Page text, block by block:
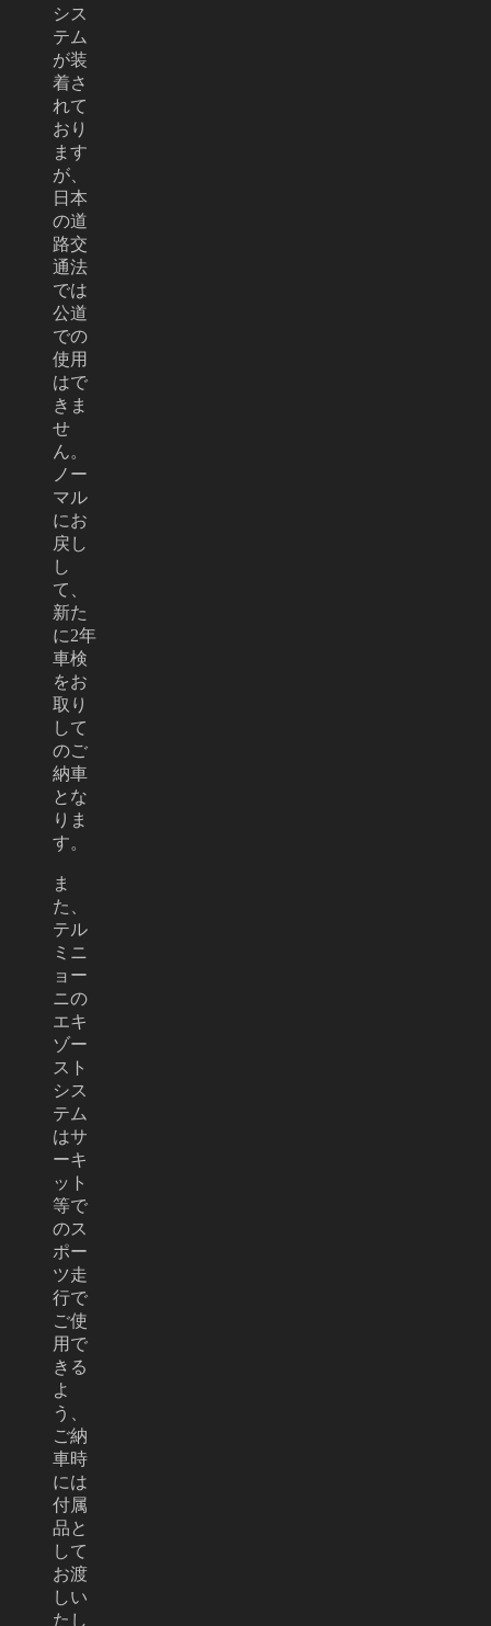
シス
テム
が装
着さ
れて
おり
ます
が、
日本
の道
路交
通法
では
公道
での
使用
はで
きま
せ
ん。
ノー
マル
にお
戻し
し
て、
新た
に2年
車検
をお
取り
して
のご
納車
とな
りま
す。
ま
た、
テル
ミニ
ョー
ニの
エキ
ゾー
スト
シス
テム
はサ
ーキ
ット
等で
のス
ポー
ツ走
行で
ご使
用で
きる
よ
う、
ご納
車時
には
付属
品と
して
お渡
しい
たし